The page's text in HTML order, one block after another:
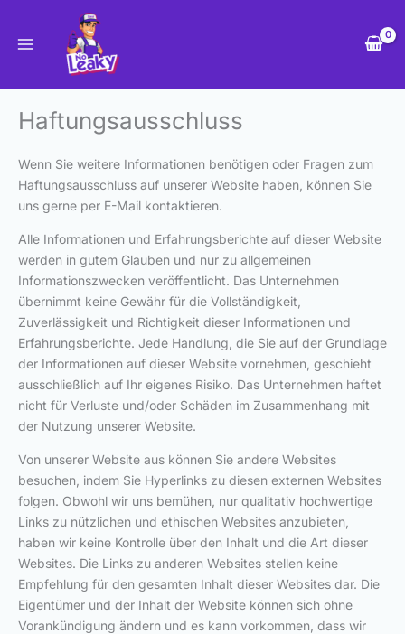
springen
Haftungsausschluss
Wenn Sie weitere Informationen benötigen oder Fragen zum
Haftungsausschluss auf unserer Website haben, können Sie
uns gerne per E-Mail kontaktieren.
Alle Informationen und Erfahrungsberichte auf dieser Website
werden in gutem Glauben und nur zu allgemeinen
Informationszwecken veröffentlicht. Das Unternehmen
übernimmt keine Gewähr für die Vollständigkeit,
Zuverlässigkeit und Richtigkeit dieser Informationen und
Erfahrungsberichte. Jede Handlung, die Sie auf der Grundlage
der Informationen auf dieser Website vornehmen, geschieht
ausschließlich auf Ihr eigenes Risiko. Das Unternehmen haftet
nicht für Verluste und/oder Schäden im Zusammenhang mit
der Nutzung unserer Website.
Von unserer Website aus können Sie andere Websites
besuchen, indem Sie Hyperlinks zu diesen externen Websites
folgen. Obwohl wir uns bemühen, nur qualitativ hochwertige
Links zu nützlichen und ethischen Websites anzubieten,
haben wir keine Kontrolle über den Inhalt und die Art dieser
Websites. Die Links zu anderen Websites stellen keine
Empfehlung für den gesamten Inhalt dieser Websites dar. Die
Eigentümer und der Inhalt der Website können sich ohne
Vorankündigung ändern und es kann vorkommen, dass wir